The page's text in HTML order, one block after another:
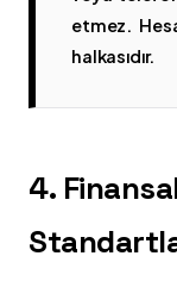
etmez.
halkasıdır.
4.